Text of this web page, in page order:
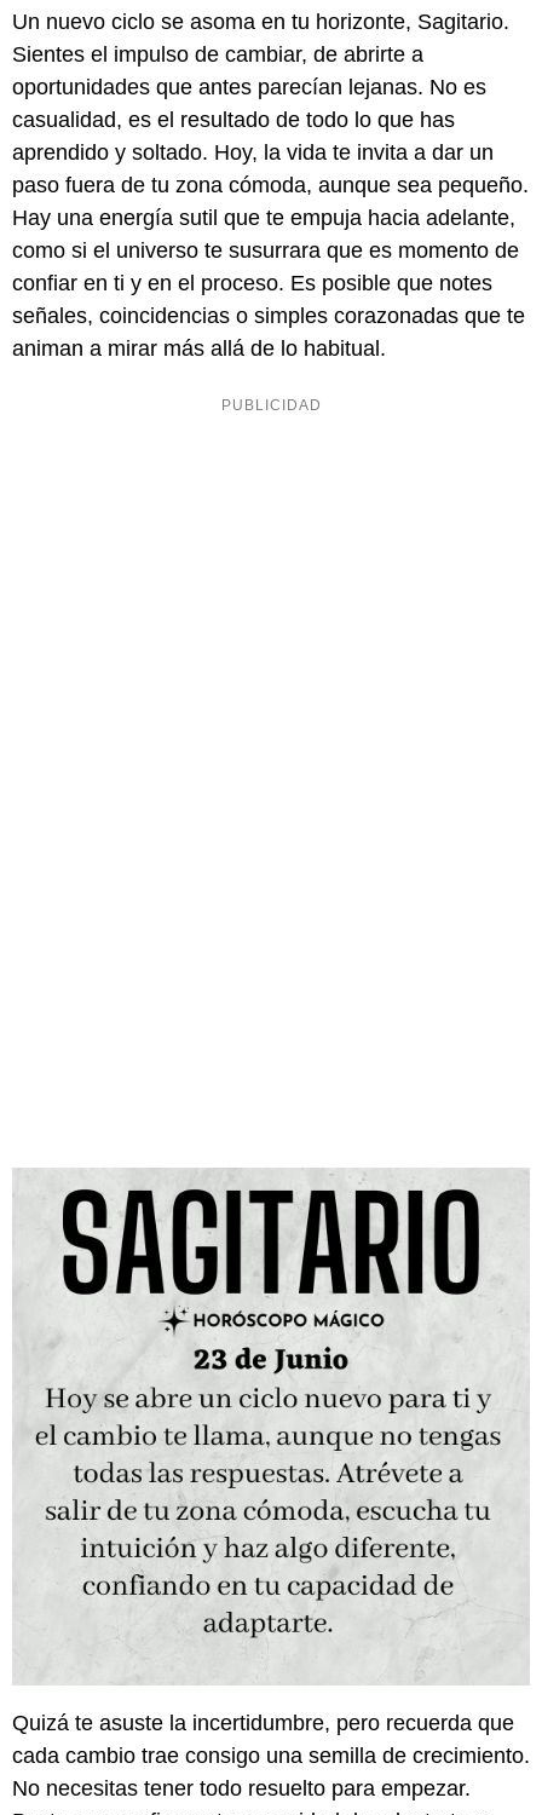
Un nuevo ciclo se asoma en tu horizonte, Sagitario.
Sientes el impulso de cambiar, de abrirte a
oportunidades que antes parecían lejanas. No es
casualidad, es el resultado de todo lo que has
aprendido y soltado. Hoy, la vida te invita a dar un
paso fuera de tu zona cómoda, aunque sea pequeño.
Hay una energía sutil que te empuja hacia adelante,
como si el universo te susurrara que es momento de
confiar en ti y en el proceso. Es posible que notes
señales, coincidencias o simples corazonadas que te
animan a mirar más allá de lo habitual.
Quizá te asuste la incertidumbre, pero recuerda que
cada cambio trae consigo una semilla de crecimiento.
No necesitas tener todo resuelto para empezar.